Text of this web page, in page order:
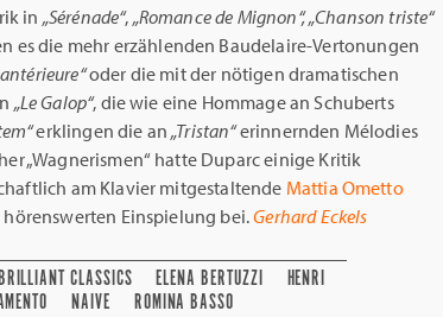
in „Sérénade“, „Romance de Mignon“, „Chanson triste“
es die mehr erzählenden Baudelaire-Vertonungen
oder die mit der nötigen dramatischen
„Le Galop“, die wie eine Hommage an Schuberts
erklingen die an „Tristan“erinnernden Mélodies
„Wagnerismen“ hatte Duparc einige Kritik
am Klavier mitgestaltende Mattia Ometto
Einspielung bei.Gerhard Eckels
CLASSICS ELENA BERTUZZI
HENRI
NAIVE ROMINA BASSO